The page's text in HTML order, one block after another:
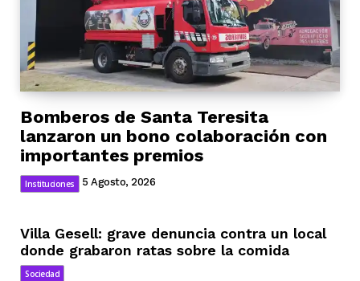
Bomberos de Santa Teresita
lanzaron un bono colaboración con
importantes premios
Instituciones 5 Agosto, 2026
Villa Gesell: grave denuncia contra un local
donde grabaron ratas sobre la comida
Sociedad